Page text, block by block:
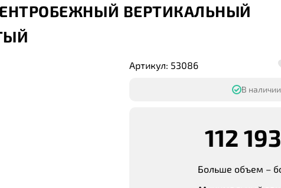
ВЕРТИКАЛЬНЫЙ
Артикул: 53086
В
112
Больше объем –